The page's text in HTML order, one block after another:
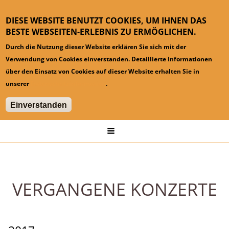
DIESE WEBSITE BENUTZT COOKIES, UM IHNEN DAS
BESTE WEBSEITEN-ERLEBNIS ZU ERMÖGLICHEN.
Durch die Nutzung dieser Website erklären Sie sich mit der
Verwendung von Cookies einverstanden. Detaillierte Informationen
über den Einsatz von Cookies auf dieser Website erhalten Sie in
unserer
Datenschutzinformation.
Einverstanden
Vergangene Konzerte
VERGANGENE KONZERTE